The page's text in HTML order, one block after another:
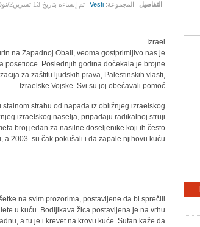
التفاصيل المجموعة:Vesti تم إنشاءه بتاريخ13 تشرين2/نوفمبر 2010
Izrael.
na Zapadnoj Obali, veoma gostprimljivo nas je
posetioce. Poslednjih godina dočekala je brojne
za zaštitu ljudskih prava, Palestinskih vlasti,
Izraelske Vojske. Svi su joj obećavali pomoć.
strahu od napada iz obližnjeg izraelskog
izraelskog naselja, pripadaju radikalnoj struji
broj jedan za nasilne doseljenike koji ih često
a 2003. su čak pokušali i da zapale njihovu kuću.
na svim prozorima, postavljene da bi sprečili
u kuću. Bodljikava žica postavljena je na vrhu
a tu je i krevet na krovu kuće. Sufan kaže da